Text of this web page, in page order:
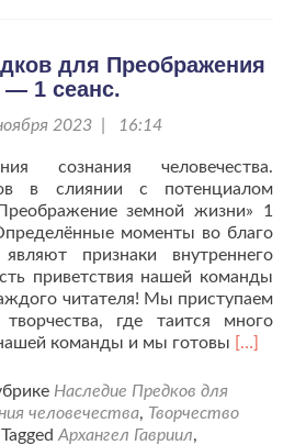
сеанс.
для Преображения
— 1 сеанс.
2023 | 16:14
сознания человечества.
в слиянии с потенциалом
земной жизни» 1
моменты во благо
признаки внутреннего
приветствия нашей команды
читателя! Мы приступаем
где таится много
команды и мы готовы Читать
Предков
[…]
Наследие Предков для
человечества, Творчество
Tagged Архангел Гавриил,